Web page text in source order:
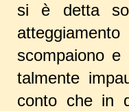
si è detta
scompaiono
talmente
conto che in